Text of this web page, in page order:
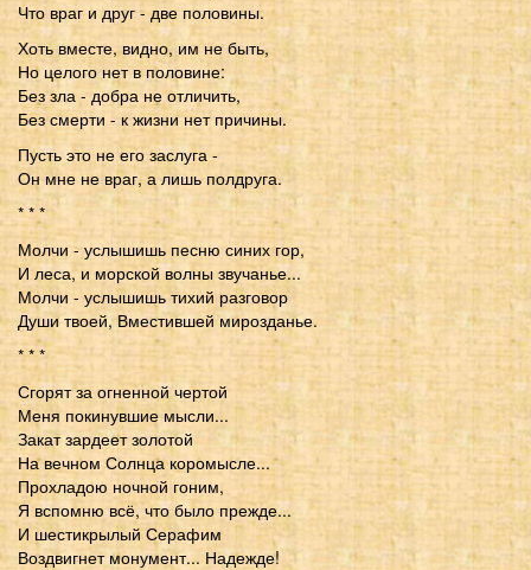
Что враг и друг - две половины.
Хоть вместе, видно, им не быть,
Но целого нет в половине:
Без зла - добра не отличить,
Без смерти - к жизни нет причины.
Пусть это не его заслуга -
Он мне не враг, а лишь полдруга.
* * *
Молчи - услышишь песню синих гор,
И леса, и морской волны звучанье...
Молчи - услышишь тихий разговор
Души твоей, Вместившей мирозданье.
* * *
Сгорят за огненной чертой
Меня покинувшие мысли...
Закат зардеет золотой
На вечном Солнца коромысле...
Прохладою ночной гоним,
Я вспомню всё, что было прежде...
И шестикрылый Серафим
Воздвигнет монумент... Надежде!